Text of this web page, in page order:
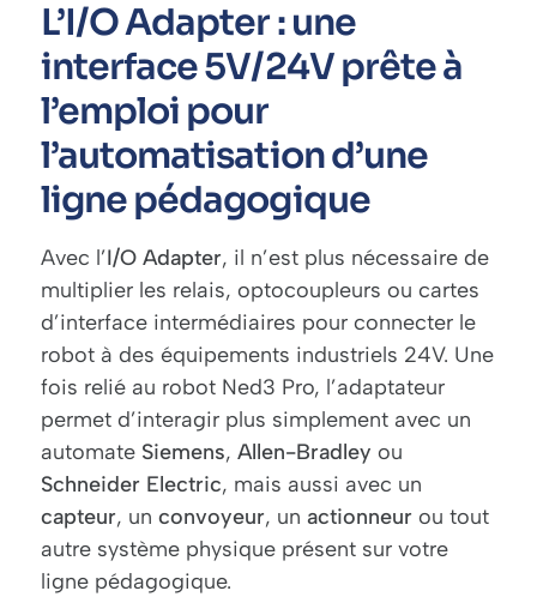
L’I/O Adapter : une
interface 5V/24V prête à
l’emploi pour
l’automatisation d’une
ligne pédagogique
Avec l’I/O Adapter, il n’est plus nécessaire de
multiplier les relais, optocoupleurs ou cartes
d’interface intermédiaires pour connecter le
robot à des équipements industriels 24V. Une
fois relié au robot Ned3 Pro, l’adaptateur
permet d’interagir plus simplement avec un
automate Siemens, Allen-Bradley ou
Schneider Electric, mais aussi avec un
capteur, un convoyeur, un actionneur ou tout
autre système physique présent sur votre
ligne pédagogique.